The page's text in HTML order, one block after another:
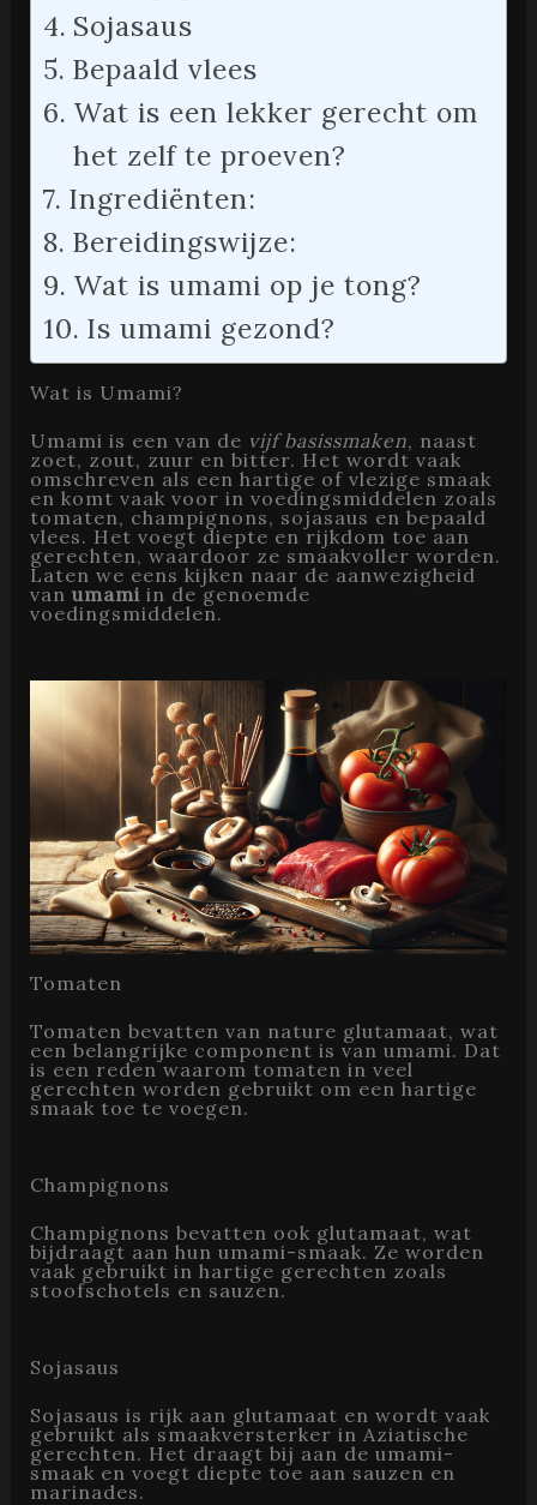
Sojasaus
Bepaald vlees
Wat is een lekker gerecht om
het zelf te proeven?
Ingrediënten:
Bereidingswijze:
Wat is umami op je tong?
Is umami gezond?
Wat is Umami?
Umami is een van de vijf basissmaken, naast
zoet, zout, zuur en bitter. Het wordt vaak
omschreven als een hartige of vlezige smaak
en komt vaak voor in voedingsmiddelen zoals
tomaten, champignons, sojasaus en bepaald
vlees. Het voegt diepte en rijkdom toe aan
gerechten, waardoor ze smaakvoller worden.
Laten we eens kijken naar de aanwezigheid
van umamiin de genoemde
voedingsmiddelen.
Tomaten
Tomaten bevatten van nature glutamaat, wat
een belangrijke component is van umami. Dat
is een reden waarom tomaten in veel
gerechten worden gebruikt om een hartige
smaak toe te voegen.
Champignons
Champignons bevatten ook glutamaat, wat
bijdraagt aan hun umami-smaak. Ze worden
vaak gebruikt in hartige gerechten zoals
stoofschotels en sauzen.
Sojasaus
Sojasaus is rijk aan glutamaat en wordt vaak
gebruikt als smaakversterker in Aziatische
gerechten. Het draagt bij aan de umami-
smaak en voegt diepte toe aan sauzen en
marinades.